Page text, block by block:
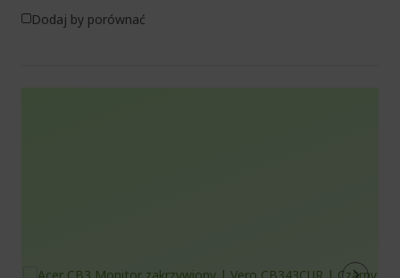
Dodaj by porównać